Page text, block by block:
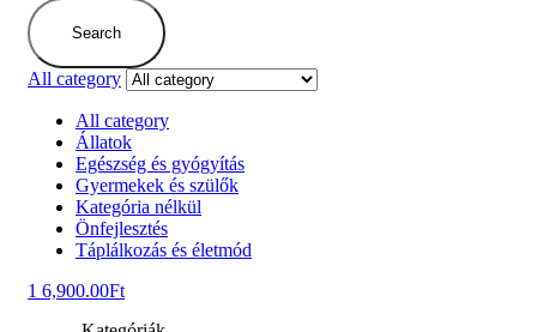
Search
All category
All category
Állatok
Egészség és gyógyítás
Gyermekek és szülők
Kategória nélkül
Önfejlesztés
Táplálkozás és életmód
1 6,900.00Ft